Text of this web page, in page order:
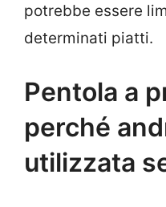
potrebbe essere
determinati piatti.
Pentola a
perché
utilizzata